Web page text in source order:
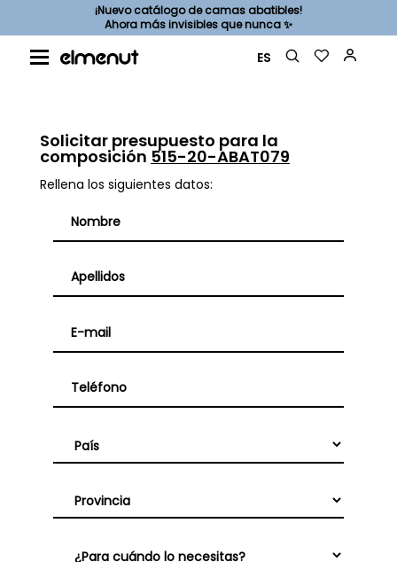
¡Nuevo catálogo de camas abatibles!
Ahora más invisibles que nunca ✨
ES
Solicitar presupuesto para la
composición 515-20-ABAT079
Rellena los siguientes datos: